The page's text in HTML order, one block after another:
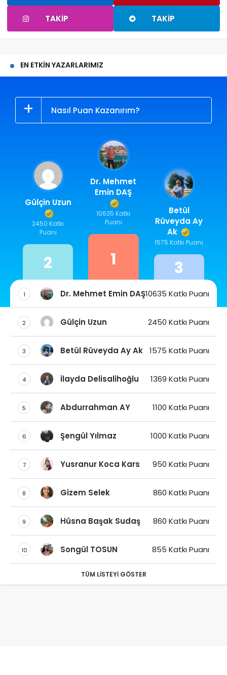
TAKIP TAKIP
EN ETKIN YAZARLARIMIZ
Nasıl Puan Kazanırım?
Dr. Mehmet
Emin DAŞ
10635 Katkı
Puanı
1
Gülçin Uzun
2450 Katkı
Puanı
2
Betül
Rüveyda Ay
Ak
1575 Katkı Puanı
3
1 Dr. Mehmet Emin DAŞ10635 Katkı Puanı
2 Gülçin Uzun 2450 Katkı Puanı
3 Betül Rüveyda Ay Ak 1575 Katkı Puanı
4 İlayda Delisalihoğlu 1369 Katkı Puanı
5 Abdurrahman AY 1100 Katkı Puanı
6 Şengül Yılmaz 1000 Katkı Puanı
7 Yusranur Koca Kars 950 Katkı Puanı
8 Gizem Selek 860 Katkı Puanı
9 Hüsna Başak Sudaş 860 Katkı Puanı
10 Songül TOSUN 855 Katkı Puanı
TÜM LISTEYI GÖSTER